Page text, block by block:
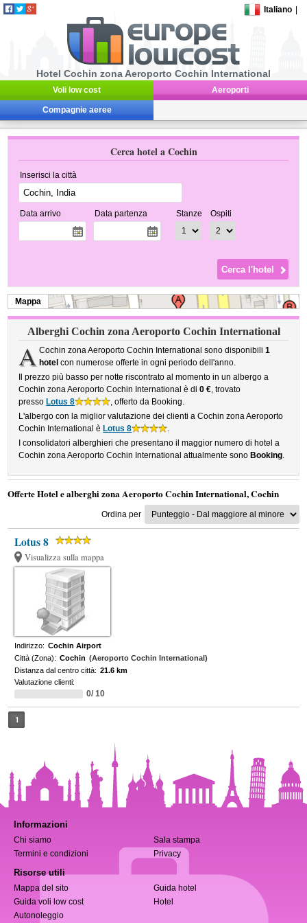
Italiano
Hotel Cochin zona Aeroporto Cochin International
Voli low cost Aeroporti
Compagnie aeree
Cerca hotel a Cochin
Inserisci la città
Data arrivo Data partenza Stanze Ospiti
Mappa
Alberghi Cochin zona Aeroporto Cochin International
A Cochin zona Aeroporto Cochin International sono disponibili 1
hotel con numerose offerte in ogni periodo dell'anno.
Il prezzo più basso per notte riscontrato al momento in un albergo a
Cochin zona Aeroporto Cochin International è di0 €, trovato
presso Lotus 8
, offerto da Booking.
L'albergo con la miglior valutazione dei clienti a Cochin zona Aeroporto
Cochin International è Lotus 8
.
I consolidatori alberghieri che presentano il maggior numero di hotel a
Cochin zona Aeroporto Cochin International attualmente sono Booking.
Offerte Hotel e alberghi zona Aeroporto Cochin International, Cochin
Ordina per
Lotus 8
Visualizza sulla mappa
Indirizzo: Cochin Airport
Città (Zona): Cochin (Aeroporto Cochin International)
Distanza dal centro città: 21.6 km
Valutazione clienti:
0/ 10
1
Informazioni
Chi siamo
Sala stampa
Termini e condizioni
Privacy
Risorse utili
Mappa del sito
Guida hotel
Guida voli low cost
Hotel
Autonoleggio